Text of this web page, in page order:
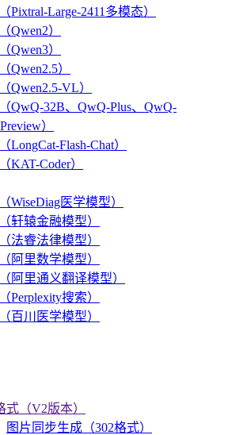
Pixtral-Large-2411多模态）
Qwen2）
Qwen3）
Qwen2.5）
Qwen2.5-VL）
QwQ-32B、QwQ-Plus、QwQ-
）
LongCat-Flash-Chat）
KAT-Coder）
WiseDiag医学模型）
轩辕金融模型）
法睿法律模型）
阿里数学模型）
阿里通义翻译模型）
Perplexity搜索）
百川医学模型）
式（V2版本）
图片同步生成（302格式）